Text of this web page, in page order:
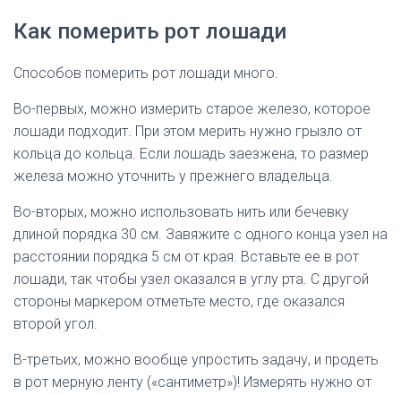
Как померить рот лошади
Способов померить рот лошади много.
Во-первых, можно измерить старое железо, которое
лошади подходит. При этом мерить нужно грызло от
кольца до кольца. Если лошадь заезжена, то размер
железа можно уточнить у прежнего владельца.
Во-вторых, можно использовать нить или бечевку
длиной порядка 30 см. Завяжите с одного конца узел на
расстоянии порядка 5 см от края. Вставьте ее в рот
лошади, так чтобы узел оказался в углу рта. С другой
стороны маркером отметьте место, где оказался
второй угол.
В-третьих, можно вообще упростить задачу, и продеть
в рот мерную ленту («сантиметр»)! Измерять нужно от